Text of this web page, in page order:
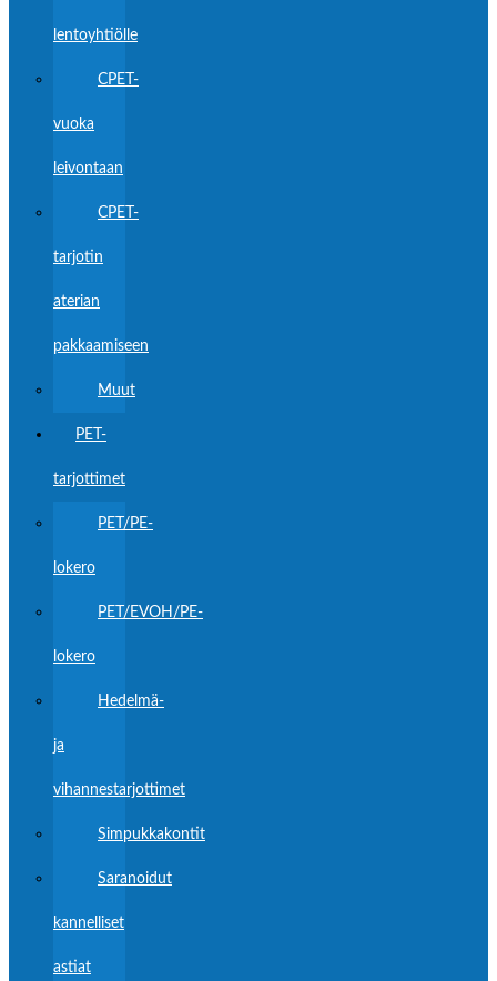
lentoyhtiölle
CPET-
vuoka
leivontaan
CPET-
tarjotin
aterian
pakkaamiseen
Muut
PET-
tarjottimet
PET/PE-
lokero
PET/EVOH/PE-
lokero
Hedelmä-
ja
vihannestarjottimet
Simpukkakontit
Saranoidut
kannelliset
astiat